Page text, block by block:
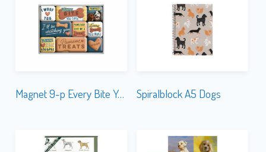
Magnet 9-p Every Bite You Take Spiralblock A5 Dogs